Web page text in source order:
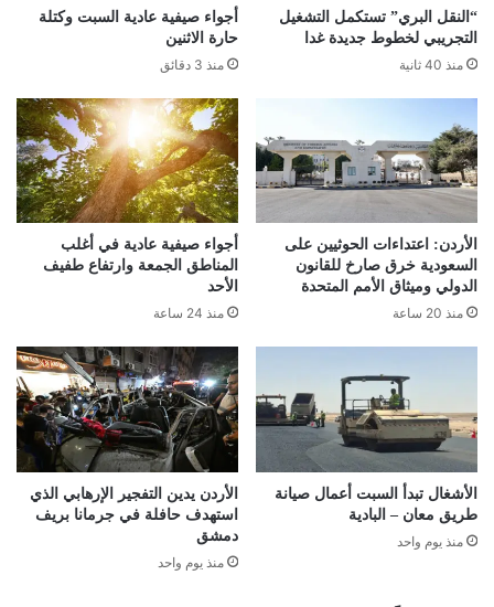
“النقل البري” تستكمل التشغيل
التجريبي لخطوط جديدة غدا
منذ 40 ثانية
أجواء صيفية عادية السبت وكتلة
حارة الاثنين
منذ 3 دقائق
الأردن: اعتداءات الحوثيين على
السعودية خرق صارخ للقانون
الدولي وميثاق الأمم المتحدة
منذ 20 ساعة
أجواء صيفية عادية في أغلب
المناطق الجمعة وارتفاع طفيف
الأحد
منذ 24 ساعة
الأشغال تبدأ السبت أعمال صيانة
طريق معان – البادية
منذ يوم واحد
الأردن يدين التفجير الإرهابي الذي
استهدف حافلة في جرمانا بريف
دمشق
منذ يوم واحد